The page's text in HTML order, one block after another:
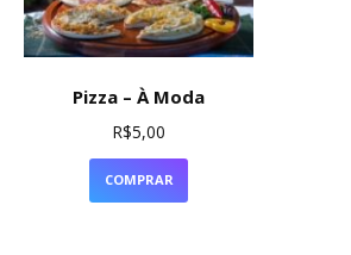
Pizza – À Moda
R$5,00
COMPRAR